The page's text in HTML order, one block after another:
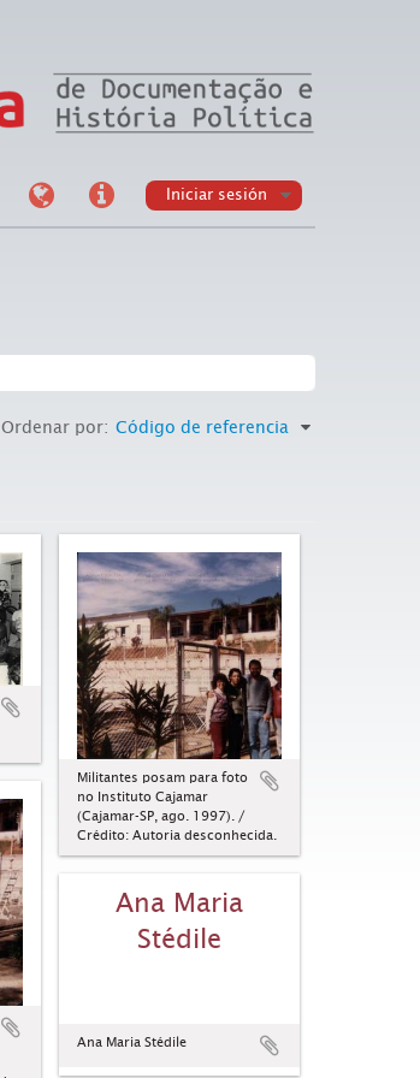
Iniciar sesión
Ordenar por: Código de referencia
Militantes posam para foto
no Instituto Cajamar
(Cajamar-SP, ago. 1997). /
Crédito: Autoria desconhecida.
Ana Maria
Stédile
Ana Maria Stédile